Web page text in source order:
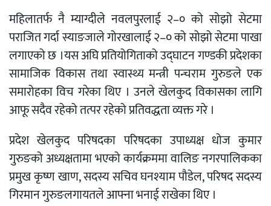
महिलातर्फ नै म्याग्दीले नवलपुरलाई २–० को सोझो सेटमा
पराजित गर्दा स्याङजाले गोरखालाई २–० को सोझो सेटमा पाखा
लगाएको छ ।यस अघि प्रतियोगिताको उद्घाटन गण्डकी प्रदेशका
सामाजिक विकास तथा स्वास्थ्य मन्त्री पन्चराम गुरुङले एक
समारोहका विच गरेका थिए । उनले खेलकुद विकासका लागि
आफू सदैव रहेको तत्पर रहेको प्रतिवद्धता व्यक्त गरे ।
प्रदेश खेलकुद परिषदका परिषदका उपाध्यक्ष धोज कुमार
गुरुङको अध्यक्षतामा भएको कार्यक्रममा वालिङ नगरपालिकका
प्रमुख कृष्ण खाण, सदस्य सचिव घनश्याम पौडेल, परिषद सदस्य
गिरमान गुरुङलगायतले आफ्ना भनाई राखेका थिए ।